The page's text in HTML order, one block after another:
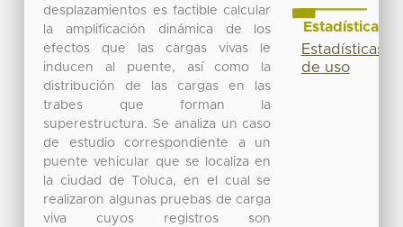
desplazamientos es factible calcular
la amplificación dinámica de los
efectos que las cargas vivas le
inducen al puente, así como la
distribución de las cargas en las
trabes que forman la
superestructura. Se analiza un caso
de estudio correspondiente a un
puente vehicular que se localiza en
la ciudad de Toluca, en el cual se
realizaron algunas pruebas de carga
viva cuyos registros son
Estadísticas
Estadísticas
de uso